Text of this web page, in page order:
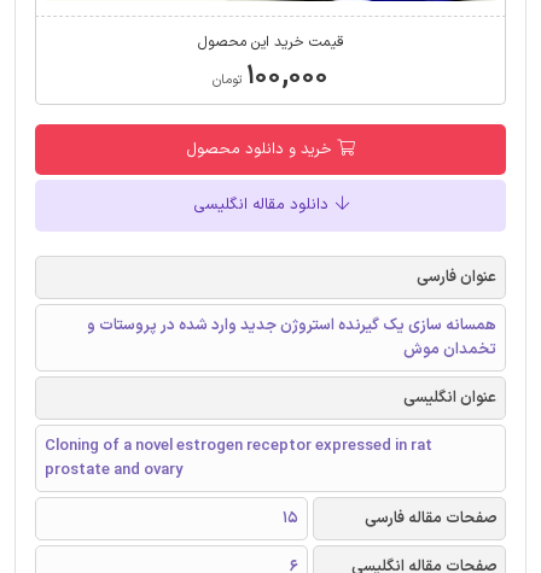
قیمت خرید این محصول
۱۰۰,۰۰۰ تومان
خرید و دانلود محصول
دانلود مقاله انگلیسی
عنوان فارسی
همسانه سازی یک گیرنده استروژن جدید وارد شده در پروستات و
تخمدان موش
عنوان انگلیسی
Cloning of a novel estrogen receptor expressed in rat
prostate and ovary
صفحات مقاله فارسی
15
صفحات مقاله انگلیسی
6